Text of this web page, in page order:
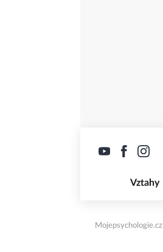
Vztahy
Mojepsychologie.cz